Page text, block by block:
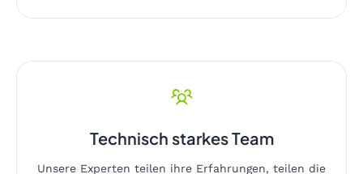
Technisch starkes Team
Unsere Experten teilen ihre Erfahrungen, teilen die